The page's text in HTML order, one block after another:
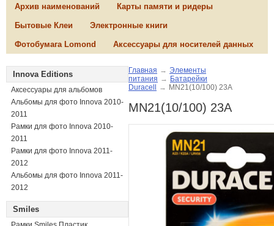
Архив наименований Карты памяти и ридеры
Бытовые Клеи Электронные книги
Фотобумага Lomond Аксессуары для носителей данных
Innova Editions
Аксессуары для альбомов
Альбомы для фото Innova 2010-
2011
Рамки для фото Innova 2010-
2011
Рамки для фото Innova 2011-
2012
Альбомы для фото Innova 2011-
2012
Smiles
Главная → Элементы
питания → Батарейки
Duracell
→ MN21(10/100) 23A
MN21(10/100) 23A